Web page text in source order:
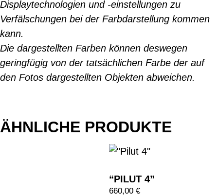
Displaytechnologien und -einstellungen zu
Verfälschungen bei der Farbdarstellung kommen
kann.
Die dargestellten Farben können deswegen
geringfügig von der tatsächlichen Farbe der auf
den Fotos dargestellten Objekten abweichen.
ÄHNLICHE PRODUKTE
“PILUT 4”
660,00 €